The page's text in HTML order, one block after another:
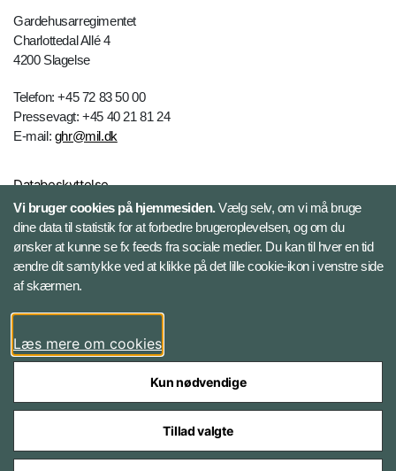
Gardehusarregimentet
Charlottedal Allé 4
4200 Slagelse
Telefon: +45 72 83 50 00
Pressevagt: +45 40 21 81 24
E-mail: ghr@mil.dk
Databeskyttelse
Følg Gardehusarregimentet
Facebook
Instagram
Styrelser og myndigheder under Forsvarsministeriet
Vi bruger cookies på hjemmesiden.Vælg selv, om vi må bruge
dine data til statistik for at forbedre brugeroplevelsen, og om du
ønsker at kunne se fx feeds fra sociale medier. Du kan til hver en tid
ændre dit samtykke ved at klikke på det lille cookie-ikon i venstre side
af skærmen.
Læs mere om cookies
Kun nødvendige
Tillad valgte